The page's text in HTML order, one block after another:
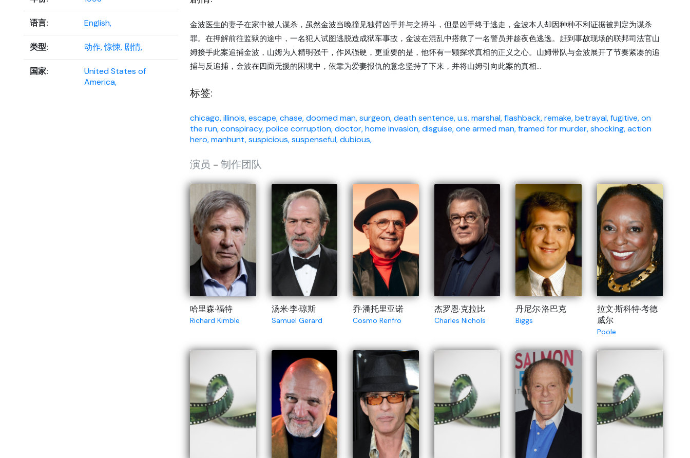
语言: English,
类型: 动作,惊悚, 剧情,
国家:
United States of
America,
金波医生的妻子在家中被人谋杀，虽然金波当晚撞见独臂凶手并与之搏斗，但是凶手终于逃走，金波本人却因种种不利证据被判定为谋杀
罪。在押解前往监狱的途中，一名犯人试图逃脱造成狱车事故，金波在混乱中搭救了一名警员并趁夜色逃逸。赶到事故现场的联邦司法官山
姆接手此案追捕金波，山姆为人精明强干，作风强硬，更重要的是，他怀有一颗探求真相的正义之心。山姆带队与金波展开了节奏紧凑的追
捕与反追捕，金波在四面无援的困境中，依靠为爱妻报仇的意念坚持了下来，并将山姆引向此案的真相...
标签:
chicago, illinois,escape,chase,doomed man,surgeon,death sentence,u.s. marshal,flashback,remake,betrayal,fugitive,on
the run,conspiracy,police corruption,doctor,home invasion,disguise,one armed man,framed for murder,shocking,action
hero,manhunt,suspicious,suspenseful,dubious,
演员 - 制作团队
哈里森·福特
Richard Kimble
汤米·李·琼斯
Samuel Gerard
乔·潘托里亚诺
Cosmo Renfro
杰罗恩·克拉比
Charles Nichols
丹尼尔·洛巴克
Biggs
拉文·斯科特·考德
威尔
Poole